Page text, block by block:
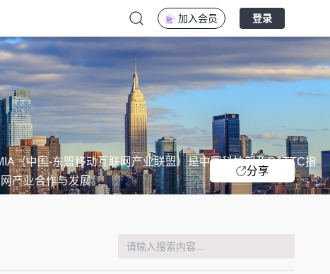
加入会员 登录
（中国-东盟移动互联网产业联盟）是中国科技部及CATTC指
产业合作与发展。
分享